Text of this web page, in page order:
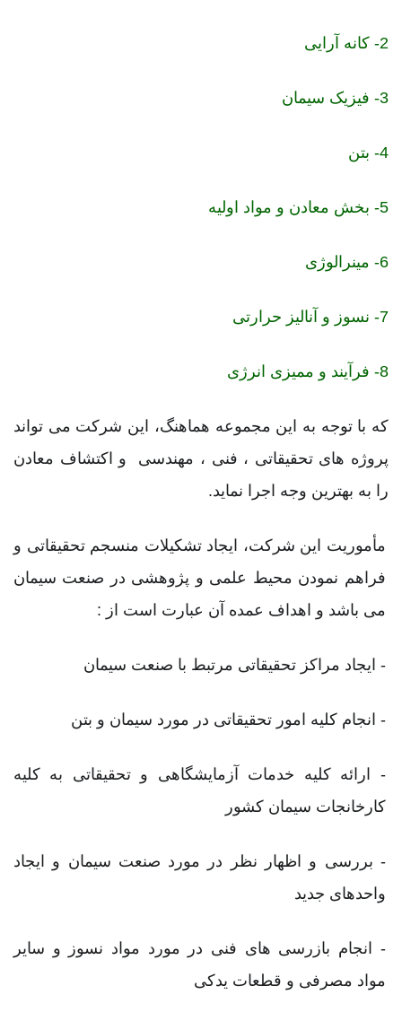
2- کانه آرایی
3- فیزیک سیمان
4- بتن
5- بخش معادن و مواد اولیه
6- مینرالوژی
7- نسوز و آنالیز حرارتی
8- فرآیند و ممیزی انرژی
که با توجه به این مجموعه هماهنگ، این شرکت می تواند
پروژه های تحقیقاتی ، فنی ، مهندسی و اکتشاف معادن
را به بهترین وجه اجرا نماید.
مأموريت اين شرکت، ايجاد تشکيلات منسجم تحقيقاتی و
فراهم نمودن محيط علمی و پژوهشی در صنعت سيمان
می باشد و اهداف عمده آن عبارت است از :
- ايجاد مراکز تحقيقاتی مرتبط با صنعت سيمان
- انجام کليه امور تحقيقاتی در مورد سيمان و بتن
- ارائه کليه خدمات آزمايشگاهی و تحقيقاتی به کليه
کارخانجات سيمان کشور
- بررسی و اظهار نظر در مورد صنعت سيمان و ايجاد
واحدهای جديد
- انجام بازرسی های فنی در مورد مواد نسوز و ساير
مواد مصرفی و قطعات يدکی